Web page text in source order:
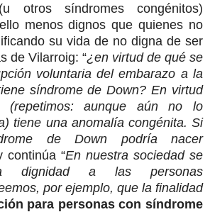
otros síndromes congénitos)
menos dignos que quienes no
su vida de no digna de ser
de Vilarroig: “¿en virtud de qué se
voluntaria del embarazo a la
síndrome de Down? En virtud
aunque aún no lo
tiene una anomalía congénita. Si
de Down podría nacer
continúa “En nuestra sociedad se
dignidad a las personas
por ejemplo, que la finalidad
para personas con síndrome